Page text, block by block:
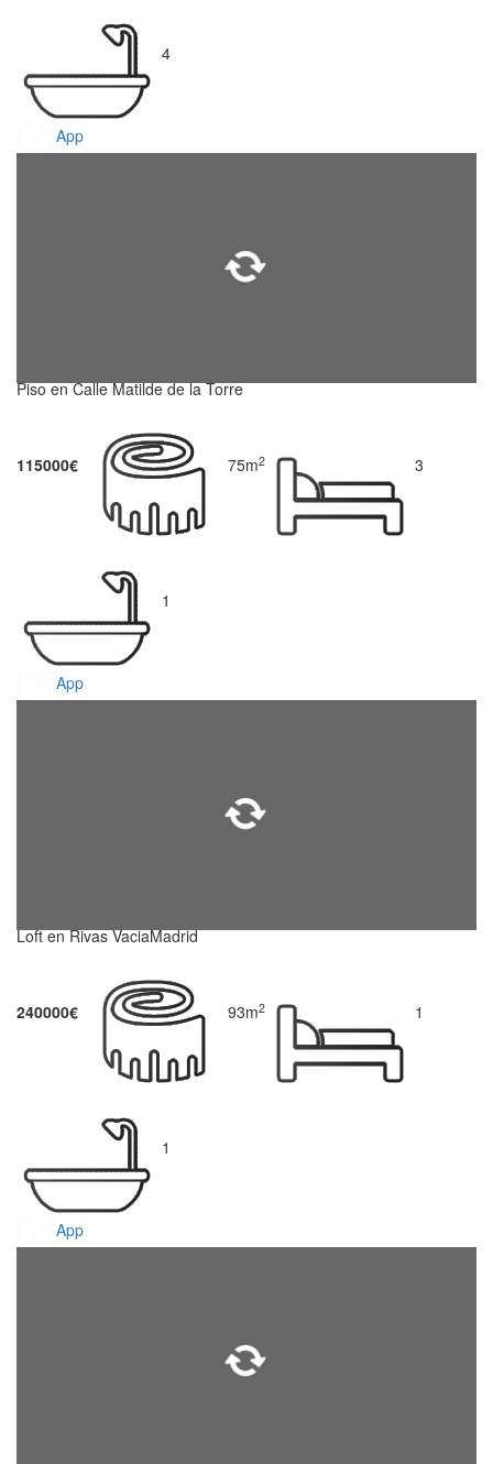
4
App
Piso en Calle Matilde de la Torre
115000€ 75m2 3
1
App
Loft en Rivas VaciaMadrid
240000€ 93m2 1
1
App